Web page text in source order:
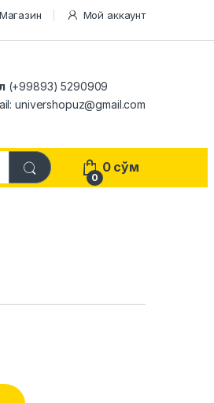
Магазин Мой аккаунт
(+99893) 5290909
univershopuz@gmail.com
0
0 сўм